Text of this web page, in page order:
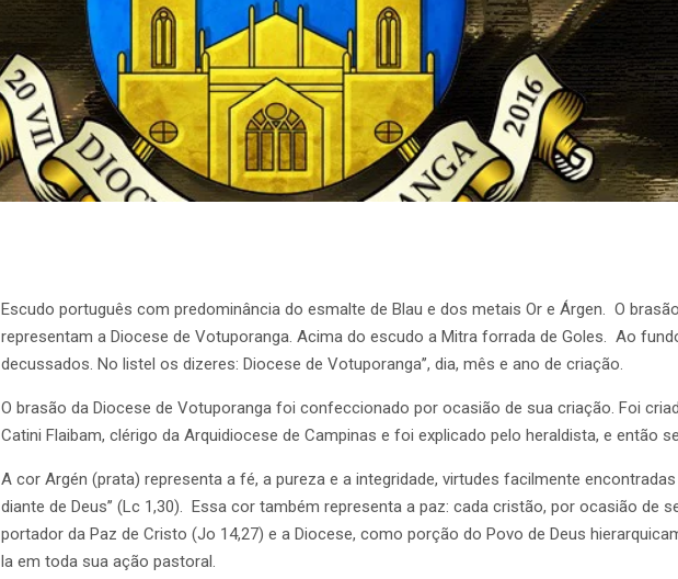
Escudo português com predominância do esmalte de Blau e dos metais Or e Árgen. O
representam a Diocese de Votuporanga. Acima do escudo a Mitra forrada de Goles. Ao
decussados. No listel os dizeres: Diocese de Votuporanga’’, dia, mês e ano de criação.
O brasão da Diocese de Votuporanga foi confeccionado por ocasião de sua criação. Foi
Catini Flaibam, clérigo da Arquidiocese de Campinas e foi explicado pelo heraldista, e então
A cor Argén (prata) representa a fé, a pureza e a integridade, virtudes facilmente encontradas
diante de Deus’’ (Lc 1,30). Essa cor também representa a paz: cada cristão, por ocasião de
portador da Paz de Cristo (Jo 14,27) e a Diocese, como porção do Povo de Deus
la em toda sua ação pastoral.